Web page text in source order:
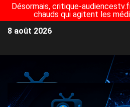
Désormais, critique-
chauds qui agitent les
8 août 2026